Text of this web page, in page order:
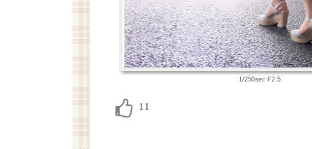
1/250sec F2.5